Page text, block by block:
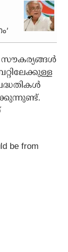
be from